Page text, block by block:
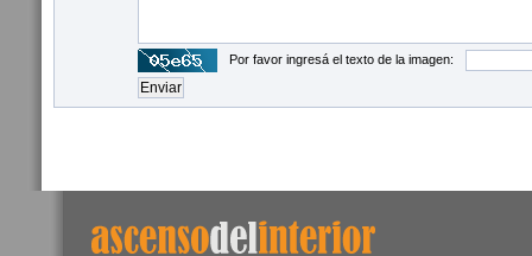
Por favor ingresá el texto de la imagen: